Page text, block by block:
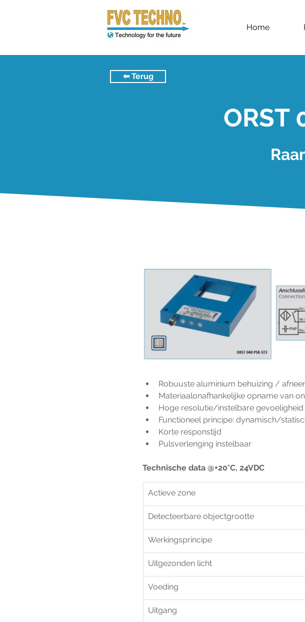
Home
⬅︎ Terug
Robuuste aluminium behuizing /
Materiaalonafhankelijke opname van
Hoge resolutie/instelbare gevoeligheid
Functioneel principe: dynamisch/
Korte responstijd
Pulsverlenging instelbaar
Technische data @+20°C, 24VDC
Actieve zone
Detecteerbare objectgrootte
Werkingsprincipe
Uitgezonden licht
Voeding
Uitgang
ORST